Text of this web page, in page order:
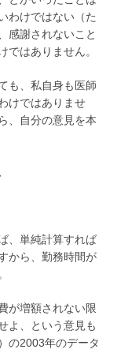
わけではない（た
感謝されないこと
ではありません。
も、私自身も医師
けではありませ
、自分の意見を本
、単純計算すれば
から、勤務時間が
が増額されない限
よ、という意見も
の2003年のデータ